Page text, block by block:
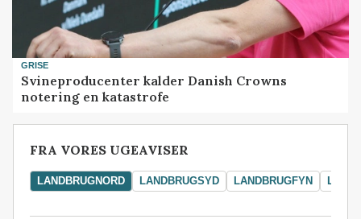
GRISE
Svineproducenter kalder Danish Crowns
notering en katastrofe
FRA VORES UGEAVISER
LANDBRUGNORD LANDBRUGSYD LANDBRUGFYN